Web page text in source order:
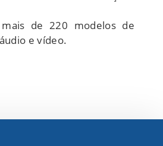
de 220 modelos de
e vídeo.